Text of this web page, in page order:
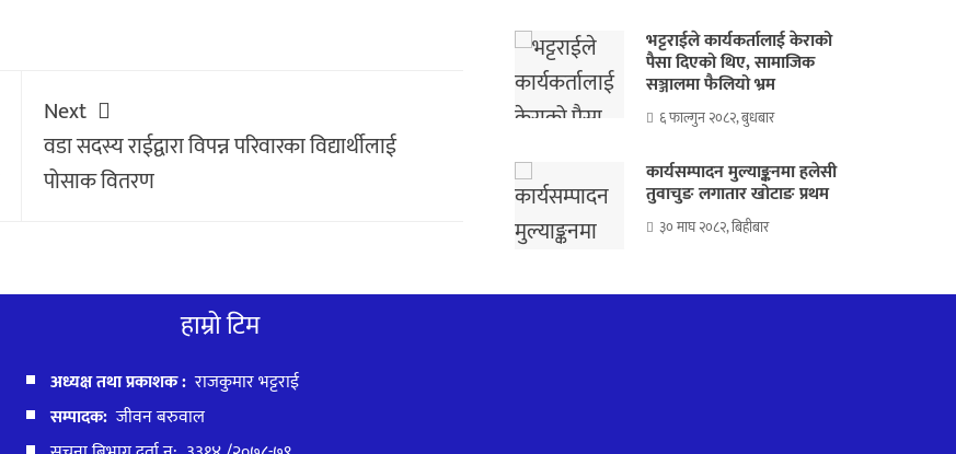
Next
वडा सदस्य राईद्वारा विपन्न परिवारका विद्यार्थीलाई
पोसाक वितरण
भट्टराईले कार्यकर्तालाई केराको
पैसा दिएको थिए, सामाजिक
सञ्जालमा फैलियो भ्रम
६ फाल्गुन २०८२, बुधबार
कार्यसम्पादन मुल्याङ्कनमा हलेसी
तुवाचुङ लगातार खोटाङ प्रथम
३० माघ २०८२, बिहीबार
हाम्रो टिम
अध्यक्ष तथा प्रकाशक : राजकुमार भट्टराई
सम्पादक:जीवन बरुवाल